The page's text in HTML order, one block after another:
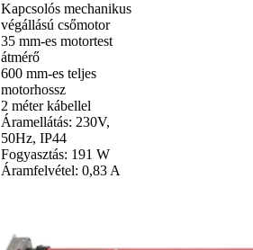
Kapcsolós mechanikus
végállású csőmotor
35 mm-es motortest
átmérő
600 mm-es teljes
motorhossz
2 méter kábellel
Áramellátás: 230V,
50Hz, IP44
Fogyasztás: 191 W
Áramfelvétel: 0,83 A